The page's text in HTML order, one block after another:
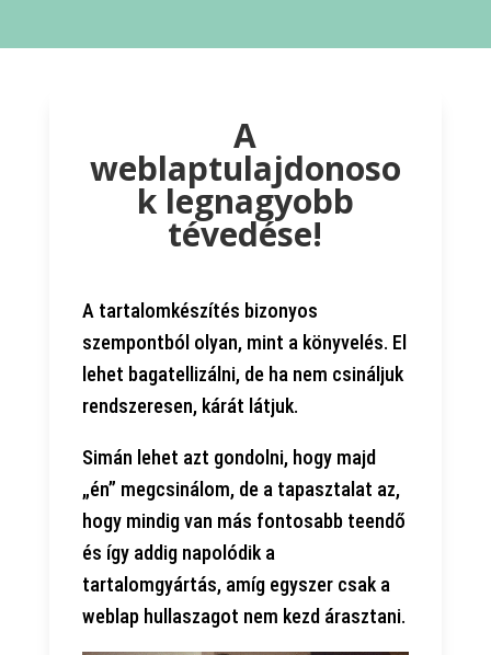
A
weblaptulajdonoso
k legnagyobb
tévedése!
A tartalomkészítés bizonyos
szempontból olyan, mint a könyvelés. El
lehet bagatellizálni, de ha nem csináljuk
rendszeresen, kárát látjuk.
Simán lehet azt gondolni, hogy majd
„én” megcsinálom, de a tapasztalat az,
hogy mindig van más fontosabb teendő
és így addig napolódik a
tartalomgyártás, amíg egyszer csak a
weblap hullaszagot nem kezd árasztani.